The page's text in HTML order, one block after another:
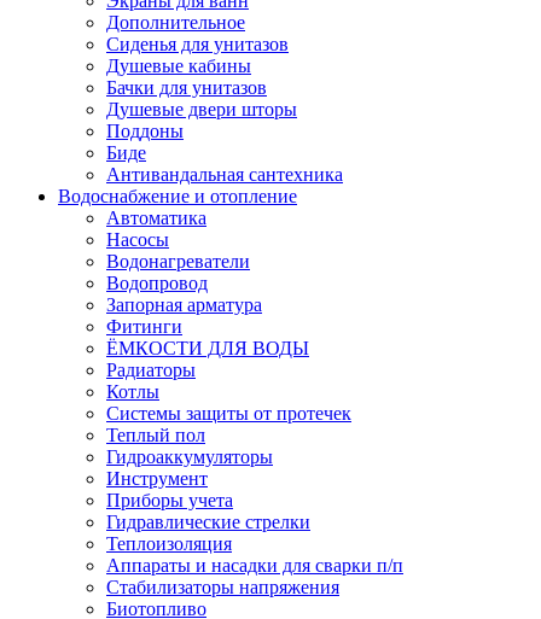
Дополнительное
Сиденья для унитазов
Душевые кабины
Бачки для унитазов
Душевые двери шторы
Поддоны
Биде
Антивандальная сантехника
Водоснабжение и отопление
Автоматика
Насосы
Водонагреватели
Водопровод
Запорная арматура
Фитинги
ЁМКОСТИ ДЛЯ ВОДЫ
Радиаторы
Котлы
Системы защиты от протечек
Теплый пол
Гидроаккумуляторы
Инструмент
Приборы учета
Гидравлические стрелки
Теплоизоляция
Аппараты и насадки для сварки п/п
Стабилизаторы напряжения
Биотопливо